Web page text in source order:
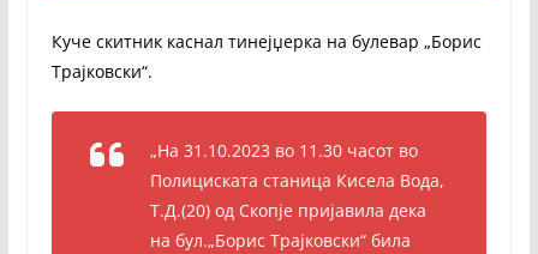
Куче скитник каснал тинејџерка на булевар „Борис
Трајковски“.
„На 31.10.2023 во 11.30 часот во
Полициската станица Кисела Вода,
Т.Д.(20) од Скопје пријавила дека
на бул.„Борис Трајковски“ била